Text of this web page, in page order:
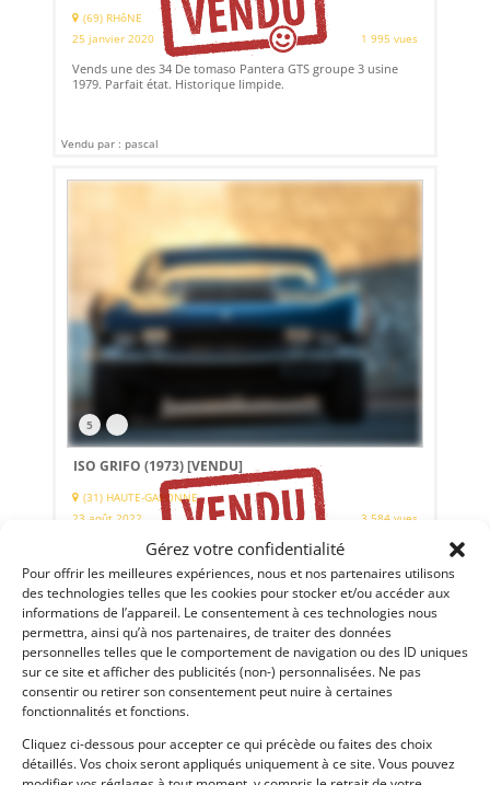
Gérez votre confidentialité
Pour offrir les meilleures expériences, nous et nos partenaires utilisons
des technologies telles que les cookies pour stocker et/ou accéder aux
informations de l’appareil. Le consentement à ces technologies nous
permettra, ainsi qu’à nos partenaires, de traiter des données
personnelles telles que le comportement de navigation ou des ID uniques
sur ce site et afficher des publicités (non-) personnalisées. Ne pas
consentir ou retirer son consentement peut nuire à certaines
fonctionnalités et fonctions.
Cliquez ci-dessous pour accepter ce qui précède ou faites des choix
détaillés. Vos choix seront appliqués uniquement à ce site. Vous pouvez
(69) RHôNE
25 janvier 2020
1 995 vues
Vends une des 34 De tomaso Pantera GTS groupe 3 usine
1979. Parfait état. Historique limpide.
Vendu par : pascal
5
ISO GRIFO (1973)[VENDU]
(31) HAUTE-GARONNE
23 août 2022
3 584 vues
Vends ISO Grifo Série II de 01/1973. 1ère main - Châssis 410
Vendu par : Garage Concept Store